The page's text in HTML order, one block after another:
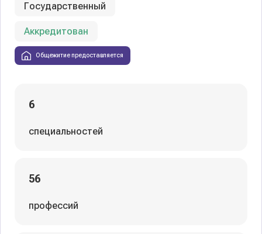
Государственный
Аккредитован
Общежитие предоставляется
6
специальностей
56
профессий